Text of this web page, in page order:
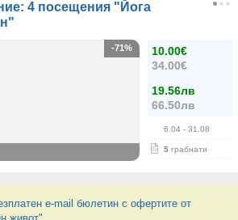
4 посещения "Йога
10.00€
34.00€
19.56лв
66.50лв
6.04 - 31.08
5 грабнати
-71%
e-mail бюлетин с офертите от